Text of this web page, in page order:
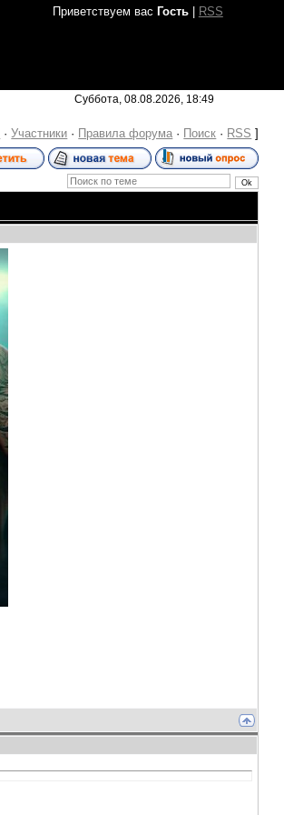
Приветствуем вас Гость| RSS
Суббота, 08.08.2026, 18:49
· Участники · Правила форума · Поиск · RSS ]